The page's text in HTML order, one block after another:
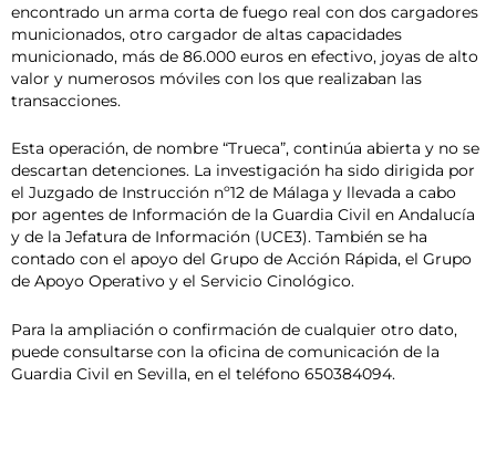
encontrado un arma corta de fuego real con dos cargadores
municionados, otro cargador de altas capacidades
municionado, más de 86.000 euros en efectivo, joyas de alto
valor y numerosos móviles con los que realizaban las
transacciones.
Esta operación, de nombre “Trueca”, continúa abierta y no se
descartan detenciones. La investigación ha sido dirigida por
el Juzgado de Instrucción nº12 de Málaga y llevada a cabo
por agentes de Información de la Guardia Civil en Andalucía
y de la Jefatura de Información (UCE3). También se ha
contado con el apoyo del Grupo de Acción Rápida, el Grupo
de Apoyo Operativo y el Servicio Cinológico.
Para la ampliación o confirmación de cualquier otro dato,
puede consultarse con la oficina de comunicación de la
Guardia Civil en Sevilla, en el teléfono 650384094.